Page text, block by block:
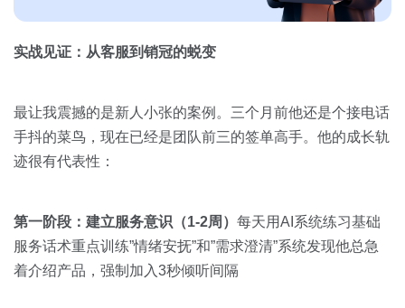
实战见证：从客服到销冠的蜕变
最让我震撼的是新人小张的案例。三个月前他还是个接电话
手抖的菜鸟，现在已经是团队前三的签单高手。他的成长轨
迹很有代表性：
第一阶段：建立服务意识（1-2周） 每天用AI系统练习基础
服务话术重点训练”情绪安抚”和”需求澄清”系统发现他总急
着介绍产品，强制加入3秒倾听间隔